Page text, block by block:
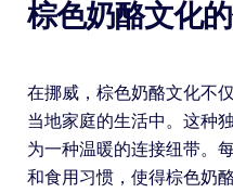
棕色奶酪文化
在挪威，棕色奶酪文化不
当地家庭的生活中。这种
为一种温暖的连接纽带。
和食用习惯，使得棕色奶